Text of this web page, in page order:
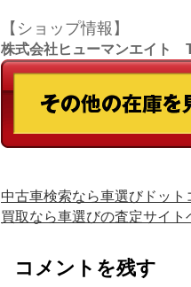
【ショップ情報】
株式会社ヒューマンエイト
中古車検索なら車選びドット
買取なら車選びの査定サイト
コメントを残す